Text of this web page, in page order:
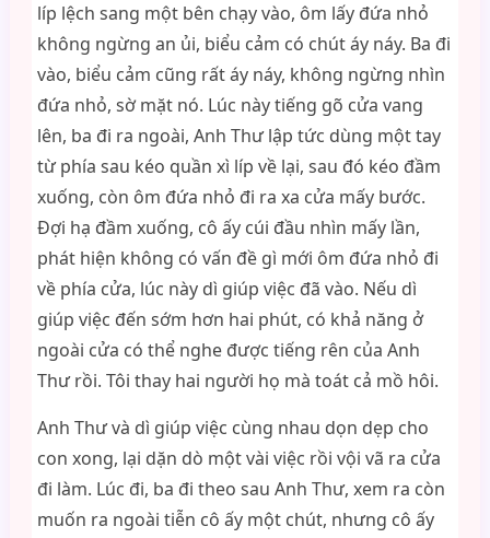
líp lệch sang một bên chạy vào, ôm lấy đứa nhỏ
không ngừng an ủi, biểu cảm có chút áy náy. Ba đi
vào, biểu cảm cũng rất áy náy, không ngừng nhìn
đứa nhỏ, sờ mặt nó. Lúc này tiếng gõ cửa vang
lên, ba đi ra ngoài, Anh Thư lập tức dùng một tay
từ phía sau kéo quần xì líp về lại, sau đó kéo đầm
xuống, còn ôm đứa nhỏ đi ra xa cửa mấy bước.
Đợi hạ đầm xuống, cô ấy cúi đầu nhìn mấy lần,
phát hiện không có vấn đề gì mới ôm đứa nhỏ đi
về phía cửa, lúc này dì giúp việc đã vào. Nếu dì
giúp việc đến sớm hơn hai phút, có khả năng ở
ngoài cửa có thể nghe được tiếng rên của Anh
Thư rồi. Tôi thay hai người họ mà toát cả mồ hôi.
Anh Thư và dì giúp việc cùng nhau dọn dẹp cho
con xong, lại dặn dò một vài việc rồi vội vã ra cửa
đi làm. Lúc đi, ba đi theo sau Anh Thư, xem ra còn
muốn ra ngoài tiễn cô ấy một chút, nhưng cô ấy